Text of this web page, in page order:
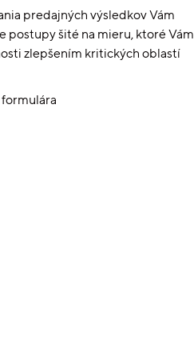
predajných výsledkov Vám
postupy šité na mieru, ktoré Vám
zlepšením kritických oblastí